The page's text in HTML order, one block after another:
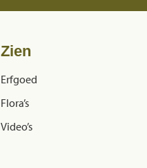
Zien
Erfgoed
Flora’s
Video’s